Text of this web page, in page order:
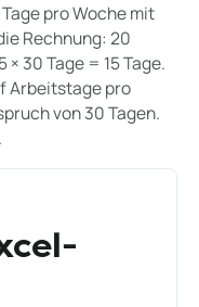
pro Woche mit
Rechnung: 20
30 Tage = 15 Tage.
Arbeitstage pro
von 30 Tagen.